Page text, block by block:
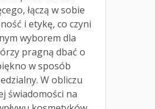
łączą w sobie
i etykę, co czyni
wyborem dla
pragną dbać o
w sposób
W obliczu
świadomości na